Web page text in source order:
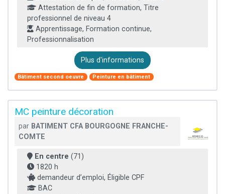
Attestation de fin de formation, Titre
professionnel de niveau 4
Apprentissage, Formation continue,
Professionnalisation
Plus d'informations
Bâtiment second oeuvre Peinture en bâtiment
MC peinture décoration
par BATIMENT CFA BOURGOGNE FRANCHE-
COMTE
En centre (71)
1820 h
demandeur d’emploi, Éligible CPF
BAC